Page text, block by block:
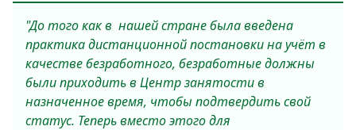
"До того как в нашей стране была введена
практика дистанционной постановки на учёт в
качестве безработного, безработные должны
были приходить в Центр занятости в
назначенное время, чтобы подтвердить свой
статус. Теперь вместо этого для